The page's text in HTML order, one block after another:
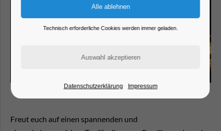
Freut euch auf einen spannenden und
Technisch erforderliche Cookies werden immer geladen.
Datenschutzerklärung Impressum